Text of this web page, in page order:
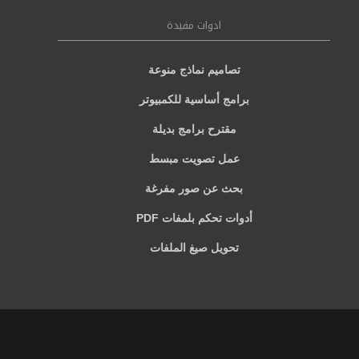
ادوات مفيدة
تصاميم نماذج منوعة
برامج أساسية للكمبيوتر
مقترح برامج بديلة
عمل تصويت مبسط
بحث عن صور مفرغة
أدوات تحكم بلمفات PDF
تحويل صيغ الملفات